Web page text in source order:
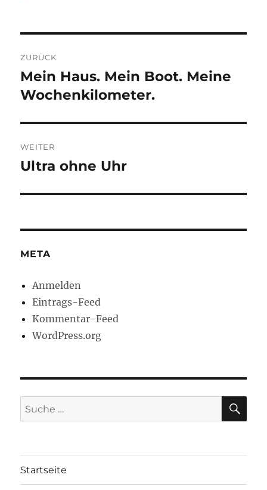
ZURÜCK
Vorheriger
Beitrag:
Mein Haus. Mein Boot. Meine
Wochenkilometer.
WEITER
Nächster
Ultra ohne Uhr
META
Anmelden
Eintrags-Feed
Kommentar-Feed
WordPress.org
Suche
nach:
Startseite